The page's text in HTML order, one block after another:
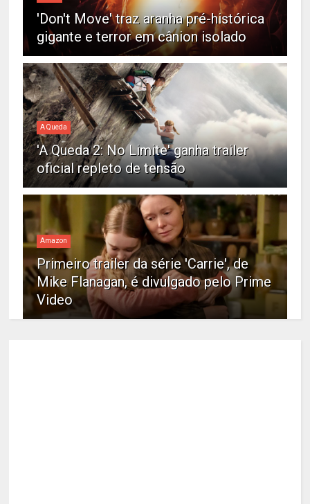
'Don't Move' traz aranha pré-histórica
gigante e terror em cânion isolado
A Queda
'A Queda 2: No Limite' ganha trailer
oficial repleto de tensão
Amazon
Primeiro trailer da série 'Carrie', de
Mike Flanagan, é divulgado pelo Prime
Video